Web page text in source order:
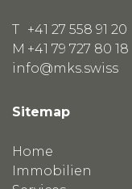
T +41 27 558 91 20
M +41 79 727 80 18
info@mks.swiss
Sitemap
Home
Immobilien